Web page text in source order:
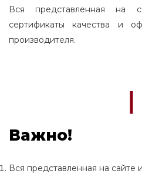
Вся представленная на
сертификаты качества и
производителя.
Важно!
Вся представленная на